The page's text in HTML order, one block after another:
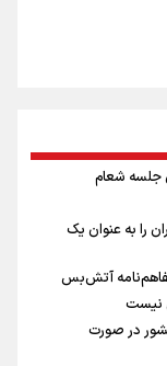
جلسه شعام
را به عنوان یک
تفاهم‌نامه آتش‌بس
نیست
کشور در صورت